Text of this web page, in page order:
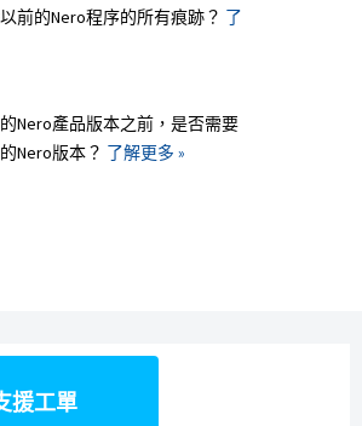
前的Nero程序的所有痕跡？ 了
Nero產品版本之前，是否需要
Nero版本？ 了解更多 »
援工單